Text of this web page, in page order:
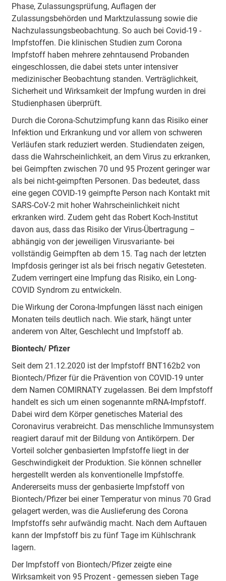
Phase, Zulassungsprüfung, Auflagen der
Zulassungsbehörden und Marktzulassung sowie die
Nachzulassungsbeobachtung. So auch bei Covid-19 -
Impfstoffen. Die klinischen Studien zum Corona
Impfstoff haben mehrere zehntausend Probanden
eingeschlossen, die dabei stets unter intensiver
medizinischer Beobachtung standen. Verträglichkeit,
Sicherheit und Wirksamkeit der Impfung wurden in drei
Studienphasen überprüft.
Durch die Corona-Schutzimpfung kann das Risiko einer
Infektion und Erkrankung und vor allem von schweren
Verläufen stark reduziert werden. Studiendaten zeigen,
dass die Wahrscheinlichkeit, an dem Virus zu erkranken,
bei Geimpften zwischen 70 und 95 Prozent geringer war
als bei nicht-geimpften Personen. Das bedeutet, dass
eine gegen COVID-19 geimpfte Person nach Kontakt mit
SARS-CoV-2 mit hoher Wahrscheinlichkeit nicht
erkranken wird. Zudem geht das Robert Koch-Institut
davon aus, dass das Risiko der Virus-Übertragung –
abhängig von der jeweiligen Virusvariante- bei
vollständig Geimpften ab dem 15. Tag nach der letzten
Impfdosis geringer ist als bei frisch negativ Getesteten.
Zudem verringert eine Impfung das Risiko, ein Long-
COVID Syndrom zu entwickeln.
Die Wirkung der Corona-Impfungen lässt nach einigen
Monaten teils deutlich nach. Wie stark, hängt unter
anderem von Alter, Geschlecht und Impfstoff ab.
Biontech/ Pfizer
Seit dem 21.12.2020 ist der Impfstoff BNT162b2 von
Biontech/Pfizer für die Prävention von COVID-19 unter
dem Namen COMIRNATY zugelassen. Bei dem Impfstoff
handelt es sich um einen sogenannte mRNA-Impfstoff.
Dabei wird dem Körper genetisches Material des
Coronavirus verabreicht. Das menschliche Immunsystem
reagiert darauf mit der Bildung von Antikörpern. Der
Vorteil solcher genbasierten Impfstoffe liegt in der
Geschwindigkeit der Produktion. Sie können schneller
hergestellt werden als konventionelle Impfstoffe.
Andererseits muss der genbasierte Impfstoff von
Biontech/Pfizer bei einer Temperatur von minus 70 Grad
gelagert werden, was die Auslieferung des Corona
Impfstoffs sehr aufwändig macht. Nach dem Auftauen
kann der Impfstoff bis zu fünf Tage im Kühlschrank
lagern.
Der Impfstoff von Biontech/Pfizer zeigte eine
Wirksamkeit von 95 Prozent - gemessen sieben Tage